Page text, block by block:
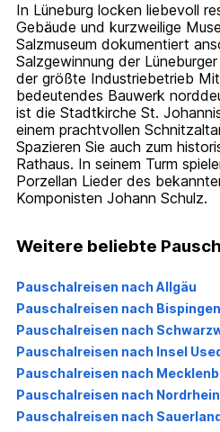
In Lüneburg locken liebevoll
Gebäude und kurzweilige
Salzmuseum dokumentiert
Salzgewinnung der
der größte Industriebetrieb
bedeutendes Bauwerk
ist die Stadtkirche St.
einem prachtvollen
Spazieren Sie auch zum
Rathaus. In seinem Turm
Porzellan Lieder des
Komponisten Johann Schulz.
Weitere beliebte
Pauschalreisen nach Allgäu
Pauschalreisen nach Bispingen
Pauschalreisen nach
Pauschalreisen nach Insel
Pauschalreisen nach
Pauschalreisen nach
Pauschalreisen nach